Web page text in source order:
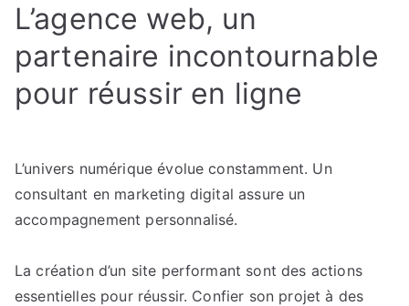
L’agence web, un
partenaire incontournable
pour réussir en ligne
L’univers numérique évolue constamment. Un
consultant en marketing digital assure un
accompagnement personnalisé.
La création d’un site performant sont des actions
essentielles pour réussir. Confier son projet à des